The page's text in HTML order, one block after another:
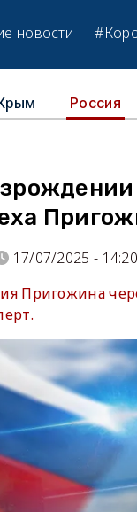
новости
Россия
17/07/2025 - 14:20
Пригожина